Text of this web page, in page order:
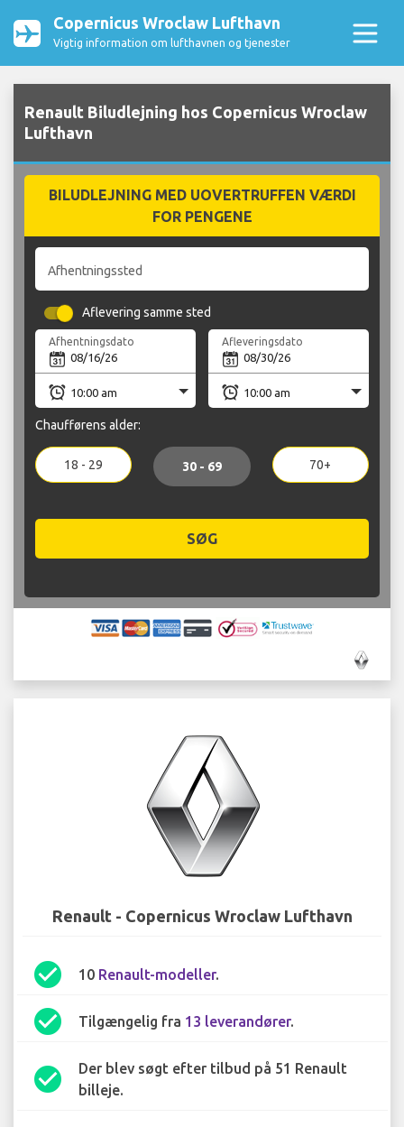
Copernicus Wroclaw Lufthavn
Vigtig information om lufthavnen og tjenester
Renault Biludlejning hos Copernicus Wroclaw
Lufthavn
BILUDLEJNING MED UOVERTRUFFEN VÆRDI
FOR PENGENE
Afhentningssted
Aflevering samme sted
Afhentningsdato Afleveringsdato
Chaufførens alder:
18 - 29 30 - 69 70+
SØG
Renault - Copernicus Wroclaw Lufthavn
check_circle 10 Renault-modeller.
check_circle Tilgængelig fra 13 leverandører.
check_circle
Der blev søgt efter tilbud på 51 Renault
billeje.